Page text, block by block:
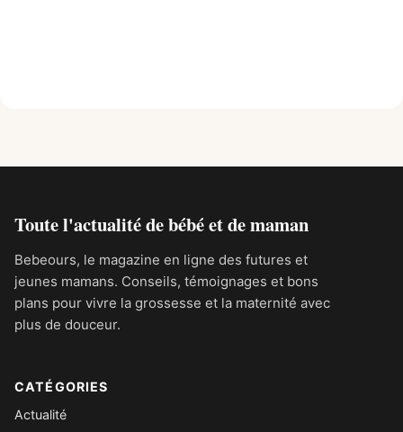
Toute l'actualité de bébé et de maman
Bebeours, le magazine en ligne des futures et
jeunes mamans. Conseils, témoignages et bons
plans pour vivre la grossesse et la maternité avec
plus de douceur.
CATÉGORIES
Actualité